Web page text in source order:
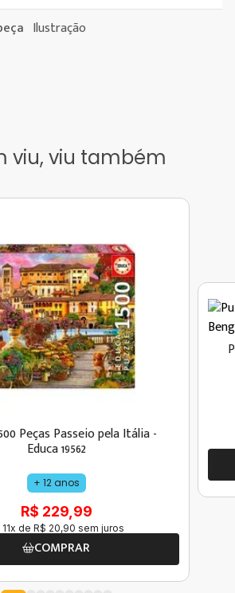
Ilustração
viu, viu também
Peças Passeio pela Itália -
Educa 19562
+ 12 anos
R$ 229,99
11x deR$ 20,90 sem juros
COMPRAR